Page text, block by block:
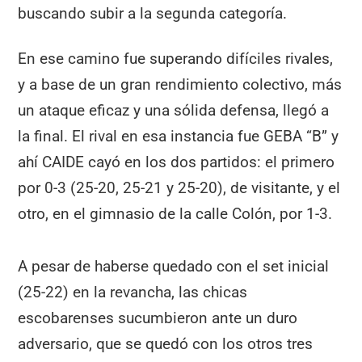
buscando subir a la segunda categoría.
En ese camino fue superando difíciles rivales,
y a base de un gran rendimiento colectivo, más
un ataque eficaz y una sólida defensa, llegó a
la final. El rival en esa instancia fue GEBA “B” y
ahí CAIDE cayó en los dos partidos: el primero
por 0-3 (25-20, 25-21 y 25-20), de visitante, y el
otro, en el gimnasio de la calle Colón, por 1-3.
A pesar de haberse quedado con el set inicial
(25-22) en la revancha, las chicas
escobarenses sucumbieron ante un duro
adversario, que se quedó con los otros tres